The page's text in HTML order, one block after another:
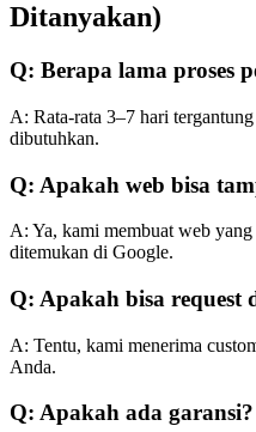
Ditanyakan)
Q: Berapa lama proses
A: Rata-rata 3–7 hari
dibutuhkan.
Q: Apakah web bisa
A: Ya, kami membuat web
ditemukan di Google.
Q: Apakah bisa request
A: Tentu, kami menerima
Anda.
Q: Apakah ada garansi?